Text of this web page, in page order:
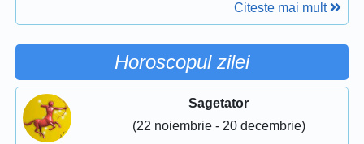
Citeste mai mult
Horoscopul zilei
Sagetator
(22 noiembrie - 20 decembrie)